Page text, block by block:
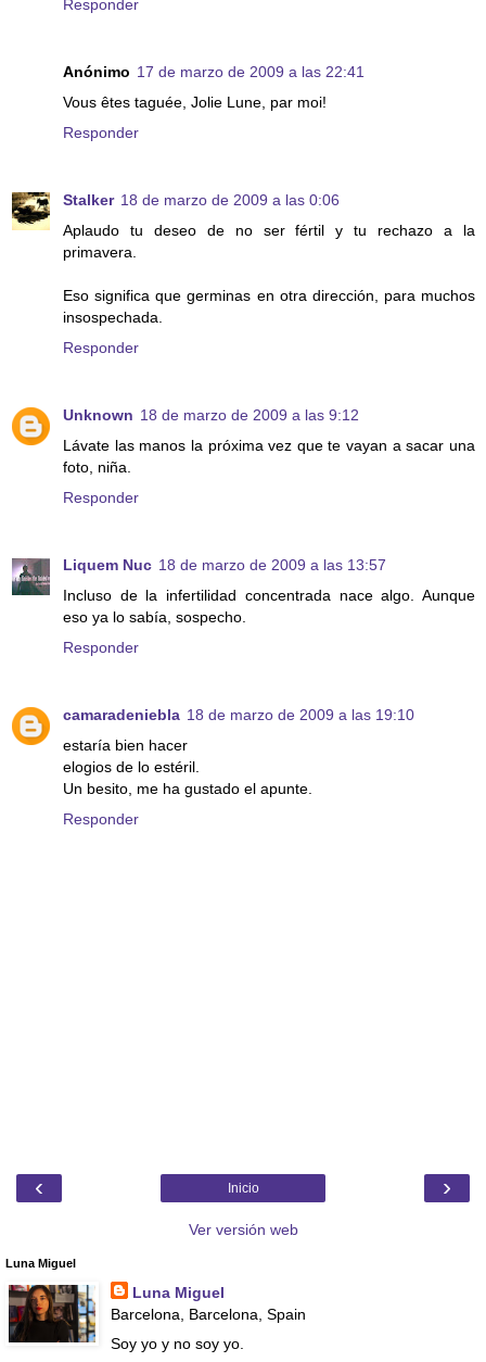
Responder
Anónimo 17 de marzo de 2009 a las 22:41
Vous êtes taguée, Jolie Lune, par moi!
Responder
Stalker 18 de marzo de 2009 a las 0:06
Aplaudo tu deseo de no ser fértil y tu rechazo a la
primavera.
Eso significa que germinas en otra dirección, para muchos
insospechada.
Responder
Unknown 18 de marzo de 2009 a las 9:12
Lávate las manos la próxima vez que te vayan a sacar una
foto, niña.
Responder
Liquem Nuc 18 de marzo de 2009 a las 13:57
Incluso de la infertilidad concentrada nace algo. Aunque
eso ya lo sabía, sospecho.
Responder
camaradeniebla 18 de marzo de 2009 a las 19:10
estaría bien hacer
elogios de lo estéril.
Un besito, me ha gustado el apunte.
Responder
‹ ›
Inicio
Ver versión web
Luna Miguel
Luna Miguel
Barcelona, Barcelona, Spain
Soy yo y no soy yo.